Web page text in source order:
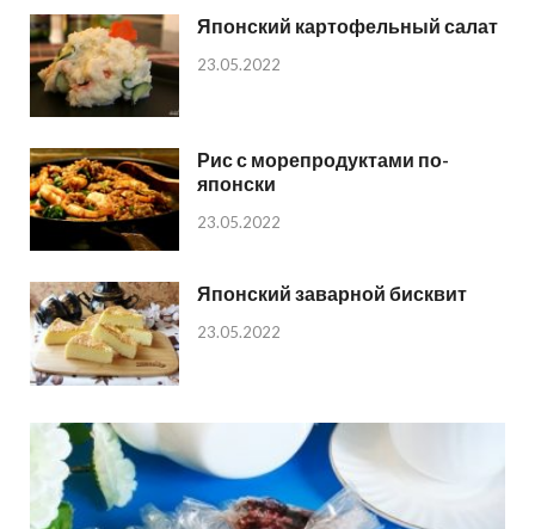
Японский картофельный салат
23.05.2022
Рис с морепродуктами по-
японски
23.05.2022
Японский заварной бисквит
23.05.2022